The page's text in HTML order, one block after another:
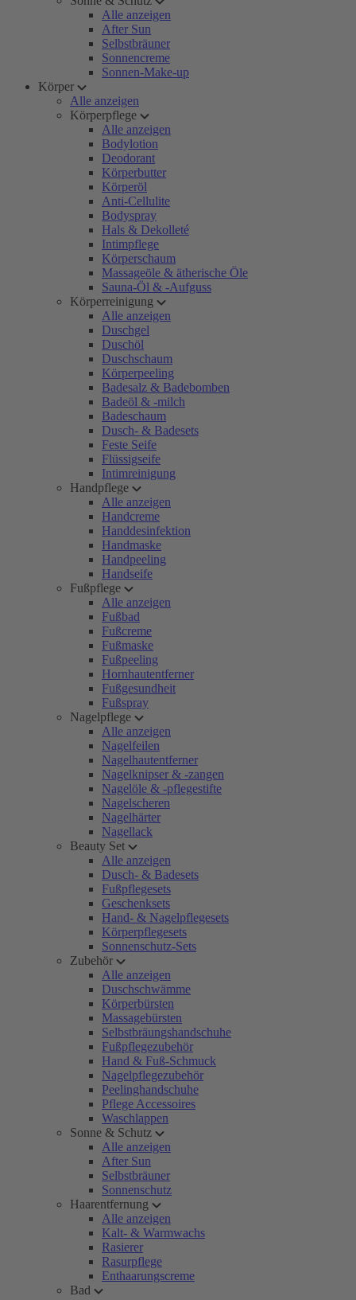
Alle anzeigen
After Sun
Selbstbräuner
Sonnencreme
Sonnen-Make-up
Körper
Alle anzeigen
Körperpflege
Alle anzeigen
Bodylotion
Deodorant
Körperbutter
Körperöl
Anti-Cellulite
Bodyspray
Hals & Dekolleté
Intimpflege
Körperschaum
Massageöle & ätherische Öle
Sauna-Öl & -Aufguss
Körperreinigung
Alle anzeigen
Duschgel
Duschöl
Duschschaum
Körperpeeling
Badesalz & Badebomben
Badeöl & -milch
Badeschaum
Dusch- & Badesets
Feste Seife
Flüssigseife
Intimreinigung
Handpflege
Alle anzeigen
Handcreme
Handdesinfektion
Handmaske
Handpeeling
Handseife
Fußpflege
Alle anzeigen
Fußbad
Fußcreme
Fußmaske
Fußpeeling
Hornhautentferner
Fußgesundheit
Fußspray
Nagelpflege
Alle anzeigen
Nagelfeilen
Nagelhautentferner
Nagelknipser & -zangen
Nagelöle & -pflegestifte
Nagelscheren
Nagelhärter
Nagellack
Beauty Set
Alle anzeigen
Dusch- & Badesets
Fußpflegesets
Geschenksets
Hand- & Nagelpflegesets
Körperpflegesets
Sonnenschutz-Sets
Zubehör
Alle anzeigen
Duschschwämme
Körperbürsten
Massagebürsten
Selbstbräungshandschuhe
Fußpflegezubehör
Hand & Fuß-Schmuck
Nagelpflegezubehör
Peelinghandschuhe
Pflege Accessoires
Waschlappen
Sonne & Schutz
Alle anzeigen
After Sun
Selbstbräuner
Sonnenschutz
Haarentfernung
Alle anzeigen
Kalt- & Warmwachs
Rasierer
Rasurpflege
Enthaarungscreme
Bad